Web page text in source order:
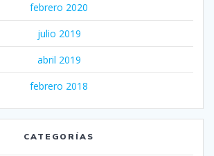
febrero 2020
julio 2019
abril 2019
febrero 2018
CATEGORÍAS